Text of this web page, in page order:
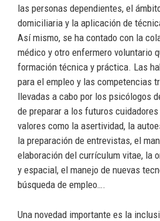
las personas dependientes, el
domiciliaria y la aplicación de
Así mismo, se ha contado con la
médico y otro enfermero voluntario
formación técnica y práctica. Las
para el empleo y las competencias
llevadas a cabo por los psicólogos
de preparar a los futuros
valores como la asertividad, la
la preparación de entrevistas, el
elaboración del currículum vitae, la
y espacial, el manejo de nuevas
búsqueda de empleo….
Una novedad importante es la